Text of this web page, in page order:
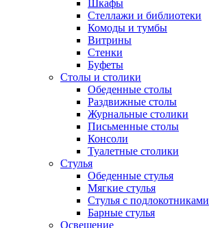
Шкафы
Стеллажи и библиотеки
Комоды и тумбы
Витрины
Стенки
Буфеты
Столы и столики
Обеденные столы
Раздвижные столы
Журнальные столики
Письменные столы
Консоли
Туалетные столики
Стулья
Обеденные стулья
Мягкие стулья
Стулья с подлокотниками
Барные стулья
Освещение